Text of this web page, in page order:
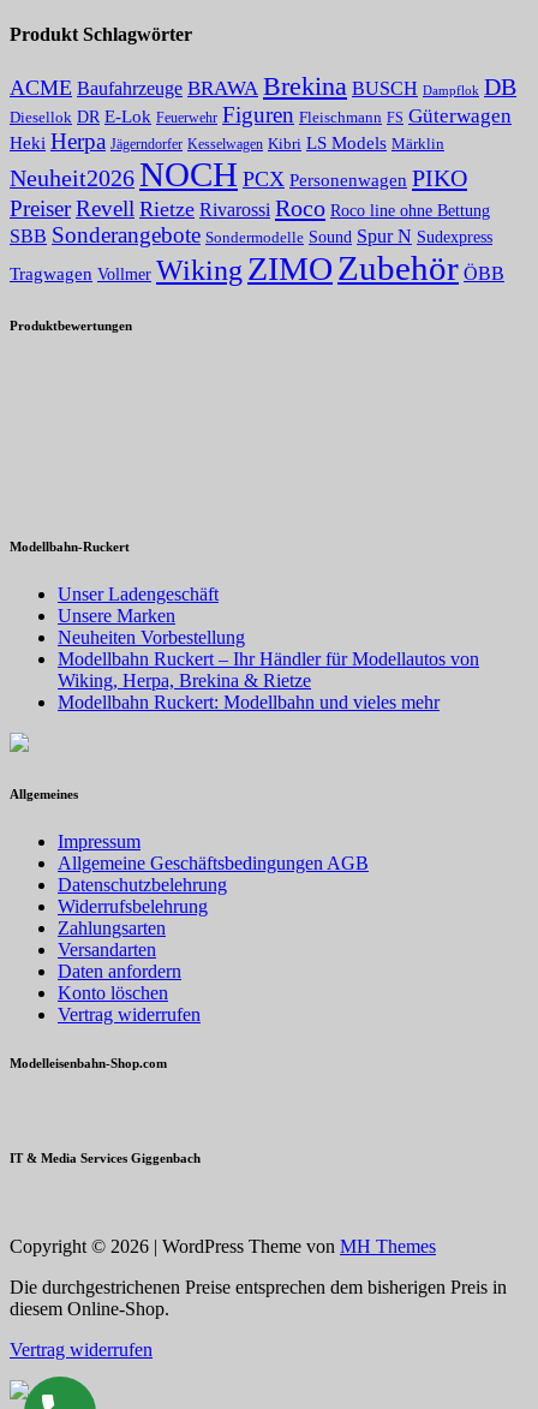
Produkt Schlagwörter
ACME Baufahrzeuge BRAWA Brekina BUSCH Dampflok DB
Diesellok DR E-Lok Feuerwehr Figuren Fleischmann FS Güterwagen
Heki Herpa Jägerndorfer Kesselwagen Kibri LS Models Märklin
Neuheit2026NOCH PCX Personenwagen PIKO
PreiserRevell Rietze Rivarossi Roco Roco line ohne Bettung
SBB Sonderangebote Sondermodelle Sound Spur N Sudexpress
Tragwagen Vollmer Wiking ZIMOZubehör ÖBB
Produktbewertungen
Modellbahn-Ruckert
Unser Ladengeschäft
Unsere Marken
Neuheiten Vorbestellung
Modellbahn Ruckert – Ihr Händler für Modellautos von
Wiking, Herpa, Brekina & Rietze
Modellbahn Ruckert: Modellbahn und vieles mehr
Allgemeines
Impressum
Allgemeine Geschäftsbedingungen AGB
Datenschutzbelehrung
Widerrufsbelehrung
Zahlungsarten
Versandarten
Daten anfordern
Konto löschen
Vertrag widerrufen
Modelleisenbahn-Shop.com
IT & Media Services Giggenbach
Copyright © 2026 | WordPress Theme von MH Themes
Die durchgestrichenen Preise entsprechen dem bisherigen Preis in
diesem Online-Shop.
Vertrag widerrufen